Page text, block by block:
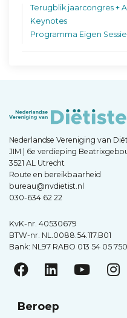
Terugblik jaarcongres +
Keynotes
Programma Eigen
Nederlandse Vereniging van
JIM | 6e verdieping
3521 AL Utrecht
Route en bereikbaarheid
bureau@nvdietist.nl
030-634 62 22
KvK-nr. 40530679
BTW-nr. NL.0088.54.117.B01
Bank: NL97 RABO 013 54 05 750
Beroep